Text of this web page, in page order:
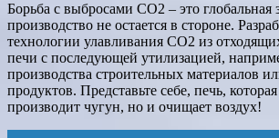
Борьба с выбросами CO2 – это глобальная
производство не остается в стороне.
технологии улавливания CO2 из
печи с последующей утилизацией,
производства строительных материалов
продуктов. Представьте себе, печь,
производит чугун, но и очищает воздух!